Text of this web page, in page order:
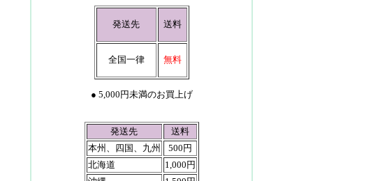
発送先 送料
全国一律 無料
● 5,000円未満のお買上げ
発送先
送料
本州、四国、九州
500円
北海道
1,000円